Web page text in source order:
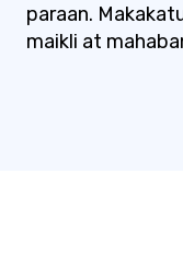
paraan.
maikli at